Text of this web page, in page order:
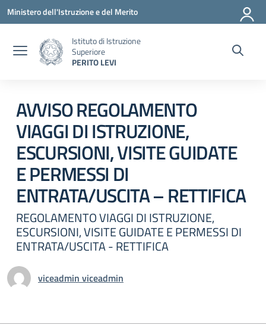
Vai ai contenuti
Vai al menu di navigazione
Vai al footer
Ministero dell'Istruzione e del Merito
Istituto di Istruzione
Superiore
PERITO LEVI
AVVISO REGOLAMENTO
VIAGGI DI ISTRUZIONE,
ESCURSIONI, VISITE GUIDATE
E PERMESSI DI
ENTRATA/USCITA – RETTIFICA
REGOLAMENTO VIAGGI DI ISTRUZIONE,
ESCURSIONI, VISITE GUIDATE E PERMESSI DI
ENTRATA/USCITA - RETTIFICA
viceadmin viceadmin